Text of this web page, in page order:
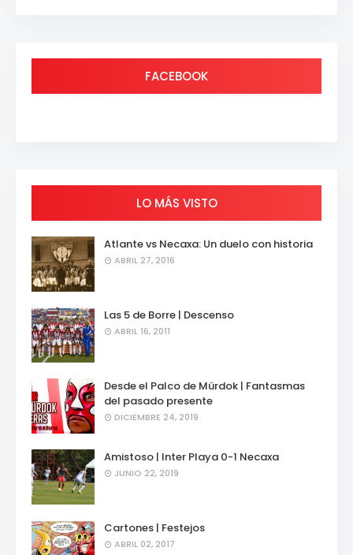
FACEBOOK
LO MÁS VISTO
Atlante vs Necaxa: Un duelo con historia
ABRIL 27, 2016
Las 5 de Borre | Descenso
ABRIL 16, 2011
Desde el Palco de Mürdok | Fantasmas
del pasado presente
DICIEMBRE 24, 2019
Amistoso | Inter Playa 0-1 Necaxa
JUNIO 22, 2019
Cartones | Festejos
ABRIL 02, 2017